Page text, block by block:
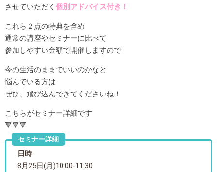
させていただく 個別アドバイス付き！
これら２点の特典を含め
通常の講座やセミナーに比べて
参加しやすい金額で開催しますので
今の生活のままでいいのかなと
悩んでいる方は
ぜひ、飛び込んできてくださいね！
こちらがセミナー詳細です
🔻🔻🔻
セミナー詳細
日時
8月25日(月)10:00-11:30